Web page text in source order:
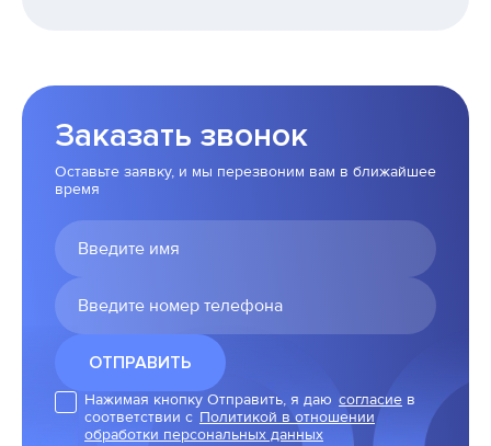
Заказать звонок
Оставьте заявку, и мы перезвоним вам в ближайшее
время
Нажимая кнопку Отправить, я даю согласие в
соответствии с Политикой в отношении
обработки персональных данных